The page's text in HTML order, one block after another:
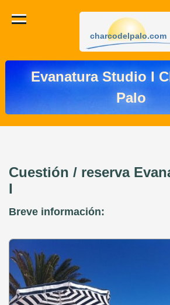
charcodelpalo.com
Evanatura Studio I
Palo
Cuestión / reserva
I
Breve información: